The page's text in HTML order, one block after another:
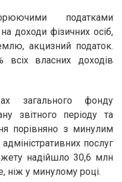
податками
доходи фізичних осіб,
акцизний податок.
власних доходів
загального фонду
звітного періоду та
порівняно з минулим
послуг
надійшло 30,6 млн
ніж у минулому році.